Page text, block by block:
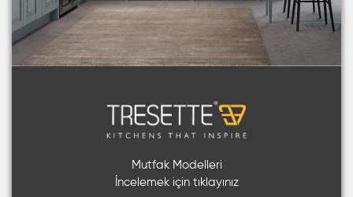
Mutfak Modelleri
İncelemek için tıklayınız